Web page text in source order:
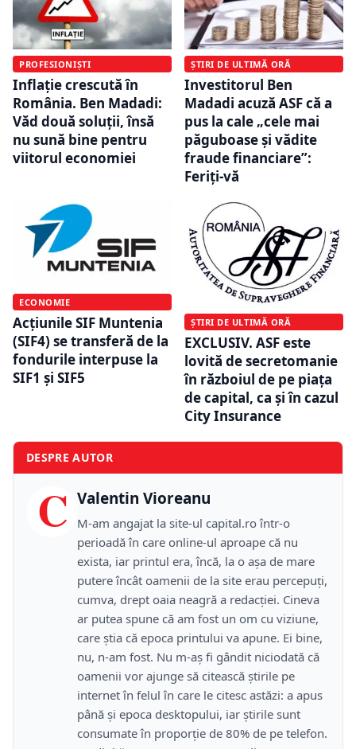
PROFESIONIȘTI
Inflaţie crescută în
România. Ben Madadi:
Văd două soluții, însă
nu sună bine pentru
viitorul economiei
ȘTIRI DE ULTIMĂ ORĂ
Investitorul Ben
Madadi acuză ASF că a
pus la cale „cele mai
păguboase și vădite
fraude financiare”:
Feriți-vă
ECONOMIE
Acțiunile SIF Muntenia
(SIF4) se transferă de la
fondurile interpuse la
SIF1 și SIF5
ȘTIRI DE ULTIMĂ ORĂ
EXCLUSIV. ASF este
lovită de secretomanie
în războiul de pe piața
de capital, ca și în cazul
City Insurance
DESPRE AUTOR
C Valentin Vioreanu
M-am angajat la site-ul capital.ro într-o
perioadă în care online-ul aproape că nu
exista, iar printul era, încă, la o așa de mare
putere încât oamenii de la site erau percepuți,
cumva, drept oaia neagră a redacției. Cineva
ar putea spune că am fost un om cu viziune,
care știa că epoca printului va apune. Ei bine,
nu, n-am fost. Nu m-aș fi gândit niciodată că
oamenii vor ajunge să citească știrile pe
internet în felul în care le citesc astăzi: a apus
până și epoca desktopului, iar știrile sunt
consumate în proporție de 80% de pe telefon.